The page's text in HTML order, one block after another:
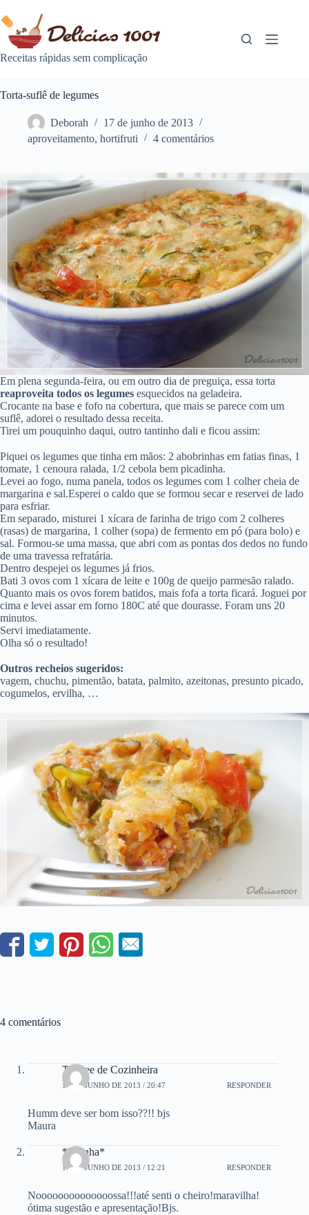
para
conteúdo
Receitas rápidas sem complicação
Torta-suflê de legumes
Deborah
17 de junho de 2013
aproveitamento, hortifruti 4 comentários
Em plena segunda-feira, ou em outro dia de preguiça, essa torta
reaproveita todos os legumes esquecidos na geladeira.
Crocante na base e fofo na cobertura, que mais se parece com um
suflê, adorei o resultado dessa receita.
Tirei um pouquinho daqui, outro tantinho dali e ficou assim:
Piquei os legumes que tinha em mãos: 2 abobrinhas em fatias finas, 1
tomate, 1 cenoura ralada, 1/2 cebola bem picadinha.
Levei ao fogo, numa panela, todos os legumes com 1 colher cheia de
margarina e sal.Esperei o caldo que se formou secar e reservei de lado
para esfriar.
Em separado, misturei 1 xícara de farinha de trigo com 2 colheres
(rasas) de margarina, 1 colher (sopa) de fermento em pó (para bolo) e
sal. Formou-se uma massa, que abri com as pontas dos dedos no fundo
de uma travessa refratária.
Dentro despejei os legumes já frios.
Bati 3 ovos com 1 xícara de leite e 100g de queijo parmesão ralado.
Quanto mais os ovos forem batidos, mais fofa a torta ficará. Joguei por
cima e levei assar em forno 180C até que dourasse. Foram uns 20
minutos.
Servi imediatamente.
Olha só o resultado!
Outros recheios sugeridos:
vagem, chuchu, pimentão, batata, palmito, azeitonas, presunto picado,
cogumelos, ervilha, …
4 comentários
Trainee de Cozinheira
17 DE JUNHO DE 2013 / 20:47 RESPONDER
Humm deve ser bom isso??!! bjs
Maura
*betinha*
18 DE JUNHO DE 2013 / 12:21 RESPONDER
Noooooooooooooossa!!!até senti o cheiro!maravilha!
ótima sugestão e apresentação!Bjs.